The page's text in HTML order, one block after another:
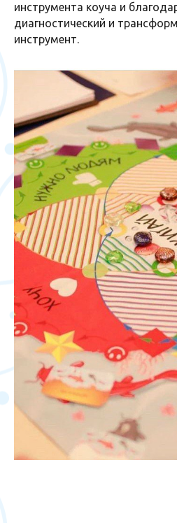
инструмента коуча и
диагностический и
инструмент.